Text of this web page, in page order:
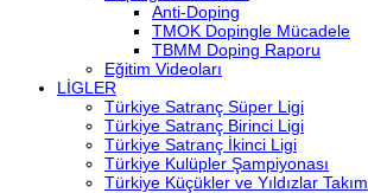
Anti-Doping
TMOK Dopingle Mücadele
TBMM Doping Raporu
Eğitim Videoları
LİGLER
Türkiye Satranç Süper Ligi
Türkiye Satranç Birinci Ligi
Türkiye Satranç İkinci Ligi
Türkiye Kulüpler Şampiyonası
Türkiye Küçükler ve Yıldızlar Takım